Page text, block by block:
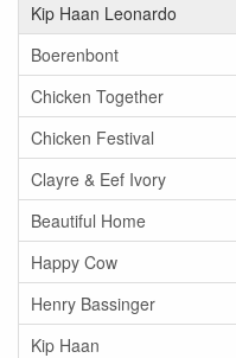
Kip Haan Leonardo
Boerenbont
Chicken Together
Chicken Festival
Clayre & Eef Ivory
Beautiful Home
Happy Cow
Henry Bassinger
Kip Haan